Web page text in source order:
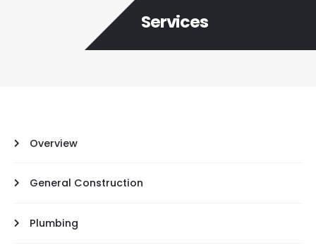
Services
Overview
General Construction
Plumbing